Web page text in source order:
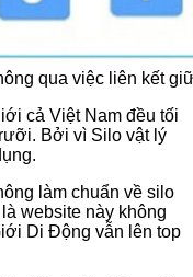
qua việc liên kết
cả Việt Nam đều tối
Bởi vì Silo vật lý
làm chuẩn về silo
website này không
Di Động vẫn lên top